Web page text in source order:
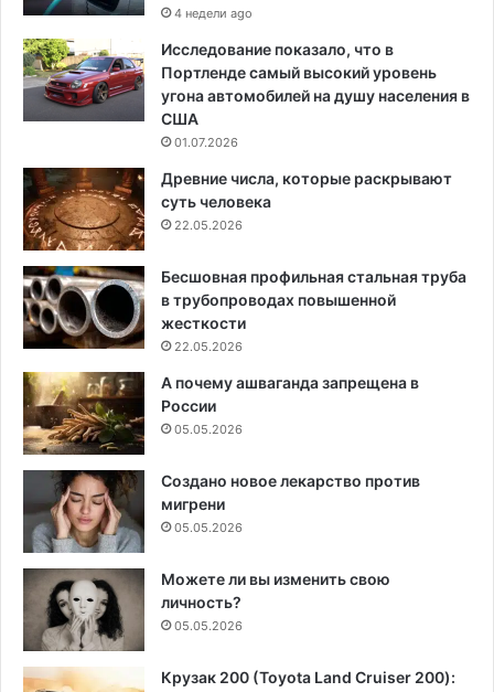
4 недели ago
Исследование показало, что в
Портленде самый высокий уровень
угона автомобилей на душу населения в
США
01.07.2026
Древние числа, которые раскрывают
суть человека
22.05.2026
Бесшовная профильная стальная труба
в трубопроводах повышенной
жесткости
22.05.2026
А почему ашваганда запрещена в
России
05.05.2026
Создано новое лекарство против
мигрени
05.05.2026
Можете ли вы изменить свою
личность?
05.05.2026
Крузак 200 (Toyota Land Cruiser 200):